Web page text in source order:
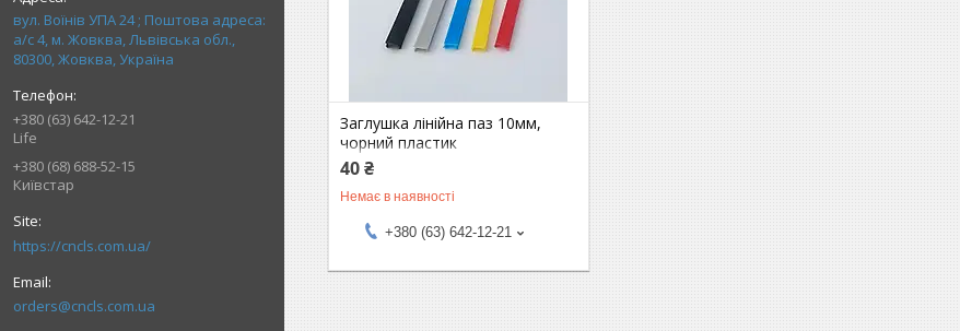
вул. Воїнів УПА 24 ; Поштова адреса:
а/с 4, м. Жовква, Львівська обл.,
80300, Жовква, Україна
+380 (63) 642-12-21
Life
+380 (68) 688-52-15
Київстар
https://cncls.com.ua/
orders@cncls.com.ua
Заглушка лінійна паз 10мм,
чорний пластик
40 ₴
Немає в наявності
+380 (63) 642-12-21